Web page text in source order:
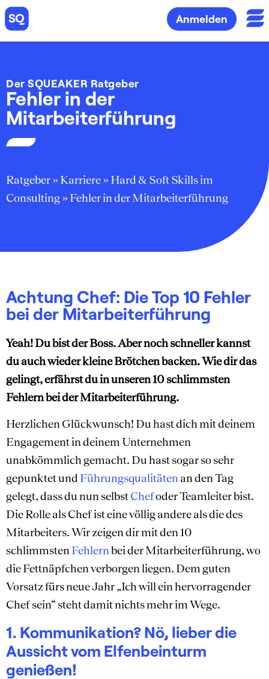
Anmelden
Der SQUEAKER Ratgeber
Fehler in der
Mitarbeiterführung
Ratgeber»Karriere»Hard & Soft Skills im
Consulting»Fehler in der Mitarbeiterführung
Achtung Chef: Die Top 10 Fehler
bei der Mitarbeiterführung
Yeah! Du bist der Boss. Aber noch schneller kannst
du auch wieder kleine Brötchen backen. Wie dir das
gelingt, erfährst du in unseren 10 schlimmsten
Fehlern bei der Mitarbeiterführung.
Herzlichen Glückwunsch! Du hast dich mit deinem
Engagement in deinem Unternehmen
unabkömmlich gemacht. Du hast sogar so sehr
gepunktet und Führungsqualitäten an den Tag
gelegt, dass du nun selbstChefoder Teamleiter bist.
Die Rolle als Chef ist eine völlig andere als die des
Mitarbeiters. Wir zeigen dir mit den 10
schlimmsten Fehlernbei der Mitarbeiterführung, wo
die Fettnäpfchen verborgen liegen. Dem guten
Vorsatz fürs neue Jahr „Ich will ein hervorragender
Chef sein“ steht damit nichts mehr im Wege.
1. Kommunikation? Nö, lieber die
Aussicht vom Elfenbeinturm
genießen!